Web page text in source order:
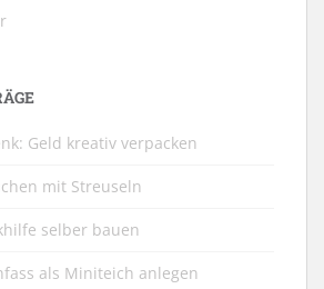
Geld kreativ verpacken
mit Streuseln
selber bauen
als Miniteich anlegen